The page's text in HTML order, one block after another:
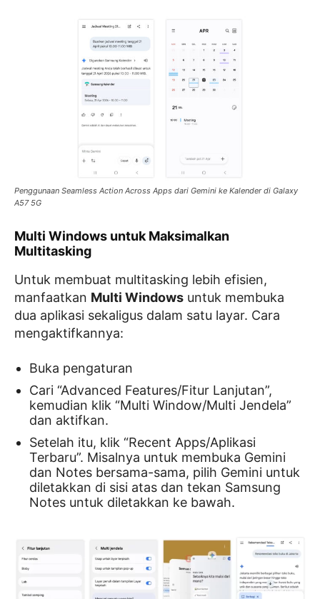
Penggunaan Seamless Action Across Apps dari Gemini ke Kalender di Galaxy
A57 5G
Multi Windows untuk Maksimalkan
Multitasking
Untuk membuat multitasking lebih efisien,
manfaatkan Multi Windows untuk membuka
dua aplikasi sekaligus dalam satu layar. Cara
mengaktifkannya:
Buka pengaturan
Cari “Advanced Features/Fitur Lanjutan”,
kemudian klik “Multi Window/Multi Jendela”
dan aktifkan.
Setelah itu, klik “Recent Apps/Aplikasi
Terbaru”. Misalnya untuk membuka Gemini
dan Notes bersama-sama, pilih Gemini untuk
diletakkan di sisi atas dan tekan Samsung
Notes untuk diletakkan ke bawah.